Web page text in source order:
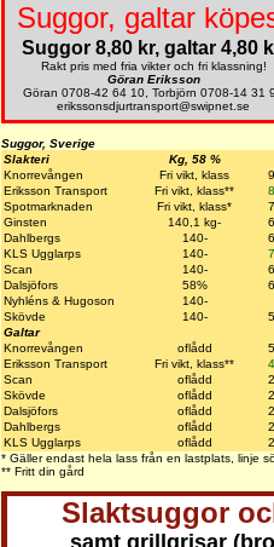
Suggor, galtar
Suggor 8,80 kr, galtar 4,80
Rakt pris med fria vikter och fri klassning!
Göran Eriksson
Göran 0708-42 64 10, Torbjörn 0708-14 31
erikssonsdjurtransport@swipnet.se
Suggor, Sverige
Slakteri
Kg, 58 %
Knorrevången
Fri vikt, klass
Eriksson Transport
Fri vikt, klass**
Spotmarknaden
Fri vikt, klass*
Ginsten
140,1 kg-
Dahlbergs
140-
KLS Ugglarps
140-
Scan
140-
Dalsjöfors
58%
Nyhléns & Hugoson
140-
Skövde
140-
Galtar
Knorrevången
oflådd
Eriksson Transport
Fri vikt, klass**
Scan
oflådd
Skövde
oflådd
Dalsjöfors
oflådd
Dahlbergs
oflådd
KLS Ugglarps
oflådd
* Gäller endast hela lass från en lastplats, linje
** Fritt din gård
Slaktsuggor